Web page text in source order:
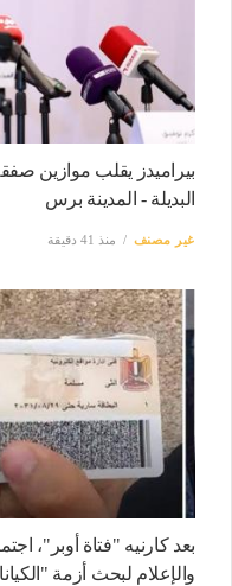
بيراميدز يقلب موازين
البديلة - المدينة برس
غير مصنف منذ 41 دقيقة
بعد كارنيه "فتاة أوبر"،
والإعلام لبحث أزمة